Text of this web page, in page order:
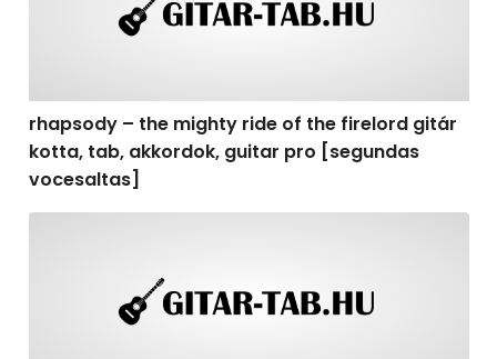
rhapsody – the mighty ride of the firelord gitár
kotta, tab, akkordok, guitar pro [segundas
vocesaltas]